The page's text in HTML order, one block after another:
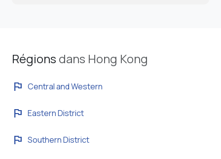
Régions dans Hong Kong
flag Central and Western
flag Eastern District
flag Southern District